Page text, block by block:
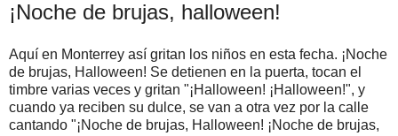
¡Noche de brujas, halloween!
Aquí en Monterrey así gritan los niños en esta fecha. ¡Noche
de brujas, Halloween! Se detienen en la puerta, tocan el
timbre varias veces y gritan "¡Halloween! ¡Halloween!", y
cuando ya reciben su dulce, se van a otra vez por la calle
cantando "¡Noche de brujas, Halloween! ¡Noche de brujas,